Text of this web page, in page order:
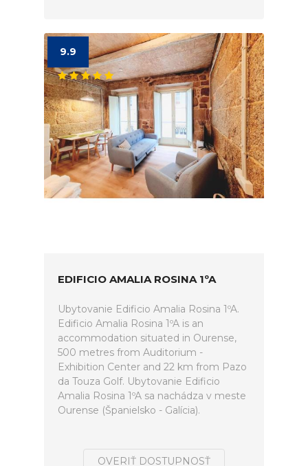
9.9
EDIFICIO AMALIA ROSINA 1ºA
Ubytovanie Edificio Amalia Rosina 1ºA.
Edificio Amalia Rosina 1ºA is an
accommodation situated in Ourense,
500 metres from Auditorium -
Exhibition Center and 22 km from Pazo
da Touza Golf. Ubytovanie Edificio
Amalia Rosina 1ºA sa nachádza v meste
Ourense (Španielsko - Galícia).
OVERIŤ DOSTUPNOSŤ